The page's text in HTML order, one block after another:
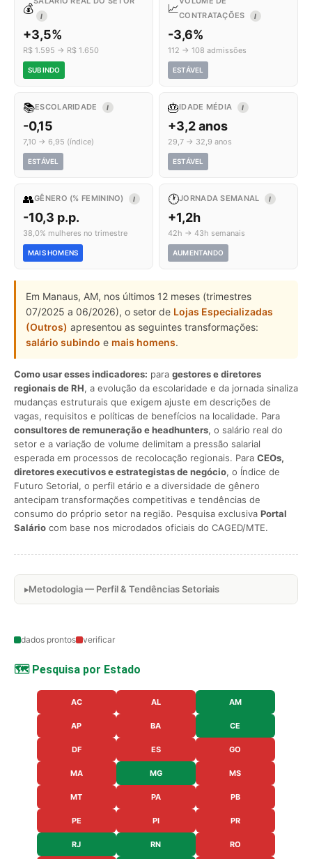
💰
I
+3,5%
R$ 1.595 → R$ 1.650
SUBINDO
📈CONTRATAÇÕES
I
-3,6%
112 → 108 admissões
ESTÁVEL
📚ESCOLARIDADE I
-0,15
7,10 → 6,95 (índice)
ESTÁVEL
🎂IDADE MÉDIA I
+3,2 anos
29,7 → 32,9 anos
ESTÁVEL
👥GÊNERO (% FEMININO) I
-10,3 p.p.
38,0% mulheres no trimestre
MAIS HOMENS
🕐JORNADA SEMANAL I
+1,2h
42h → 43h semanais
AUMENTANDO
Em Manaus, AM, nos últimos 12 meses (trimestres
07/2025 a 06/2026), o setor de Lojas Especializadas
(Outros) apresentou as seguintes transformações:
salário subindo e mais homens.
Como usar esses indicadores: para gestores e diretores
regionais de RH, a evolução da escolaridade e da jornada sinaliza
mudanças estruturais que exigem ajuste em descrições de
vagas, requisitos e políticas de benefícios na localidade. Para
consultores de remuneração e headhunters, o salário real do
setor e a variação de volume delimitam a pressão salarial
esperada em processos de recolocação regionais. Para CEOs,
diretores executivos e estrategistas de negócio, o Índice de
Futuro Setorial, o perfil etário e a diversidade de gênero
antecipam transformações competitivas e tendências de
consumo do próprio setor na região. Pesquisa exclusiva Portal
Salário com base nos microdados oficiais do CAGED/MTE.
Metodologia — Perfil & Tendências Setoriais
dados prontos verificar
🗺️ Pesquisa por Estado
AC AL AM
AP BA CE
DF ES GO
MA MG MS
MT PA PB
PE PI PR
RJ RN RO